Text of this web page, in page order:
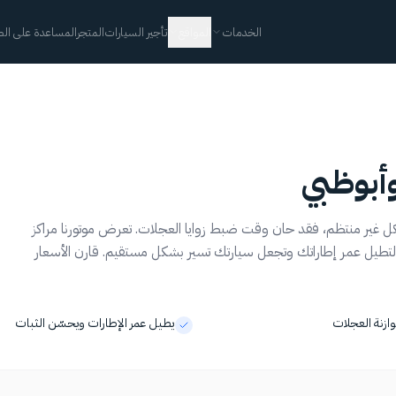
الخدمات تأجير السياراتالمتجرالمساعدة على
غير منتظم، فقد حان وقت ضبط زوايا العجلات. تعرض موتورنا مراكز
لتطيل عمر إطاراتك وتجعل سيارتك تسير بشكل مستقيم. قارن الأسعار
العجلات يطيل عمر الإطارات ويحسّن الثبات